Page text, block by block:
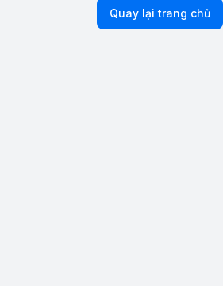
Quay lại trang chủ